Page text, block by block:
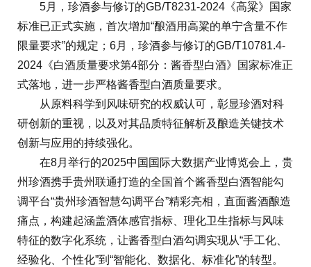
5月，珍酒参与修订的GB/T8231-2024《高粱》国家
标准已正式实施，首次增加“酿酒用高粱的单宁含量不作
限量要求”的规定；6月，珍酒参与修订的GB/T10781.4-
2024《白酒质量要求第4部分：酱香型白酒》国家标准正
式落地，进一步严格酱香型白酒质量要求。
从原料科学到风味研究的权威认可，彰显珍酒对科
研创新的重视，以及对其品质特征解析及酿造关键技术
创新与应用的持续强化。
在8月举行的2025中国国际大数据产业博览会上，贵
州珍酒携手贵州联通打造的全国首个酱香型白酒智能勾
调平台“贵州珍酒智慧勾调平台”精彩亮相，直面酱酒酿造
痛点，构建起涵盖酒体感官指标、理化卫生指标与风味
特征的数字化系统，让酱香型白酒勾调实现从“手工化、
经验化、个性化”到“智能化、数据化、标准化”的转型。